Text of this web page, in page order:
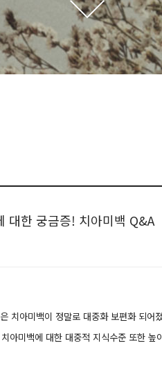
대한 궁금증! 치아미백 Q&A
본문
치아미백이 정말로 대중화 보편화 되어
아미백에 대한 대중적 지식수준 또한 높